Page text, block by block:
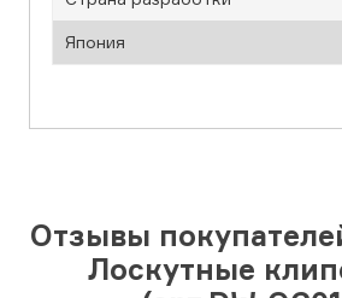
Япония
Отзывы
Лоскутные